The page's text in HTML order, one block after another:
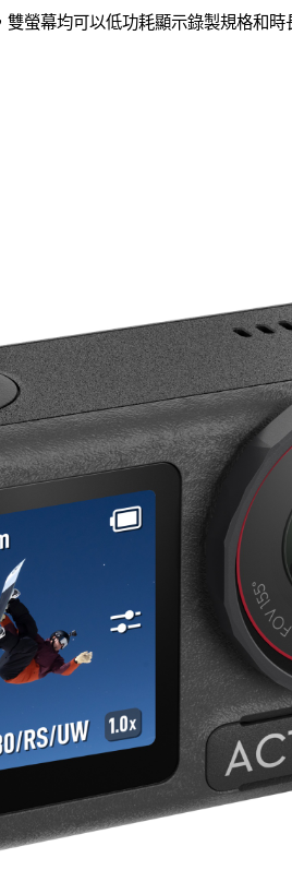
螢幕均可以低功耗顯示錄製規格和時